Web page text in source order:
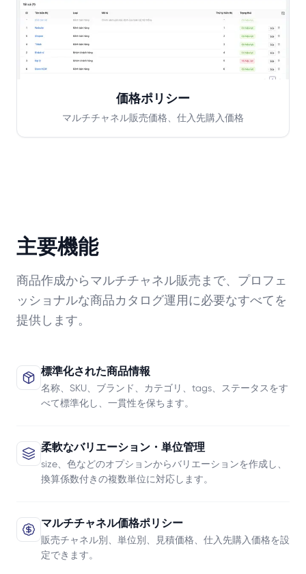
価格ポリシー
マルチチャネル販売価格、仕入先購入価格
主要機能
商品作成からマルチチャネル販売まで、プロフェ
ッショナルな商品カタログ運用に必要なすべてを
提供します。
標準化された商品情報
名称、SKU、ブランド、カテゴリ、tags、ステータスをす
べて標準化し、一貫性を保ちます。
柔軟なバリエーション・単位管理
size、色などのオプションからバリエーションを作成し、
換算係数付きの複数単位に対応します。
マルチチャネル価格ポリシー
販売チャネル別、単位別、見積価格、仕入先購入価格を設
定できます。